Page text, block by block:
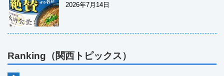
2026年7月14日
Ranking（関西トピックス）